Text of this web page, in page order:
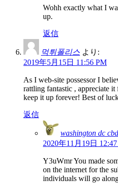
Wohh exactly what I
up.
返信
먹튀폴리스 より:
2019年5月15日 11:56 PM
As I web-site possessor I
rattling fantastic , appreciate
keep it up forever! Best of
返信
washington dc cbd
2020年11月19日
Y3uWmr You made
on the internet for the
individuals will go